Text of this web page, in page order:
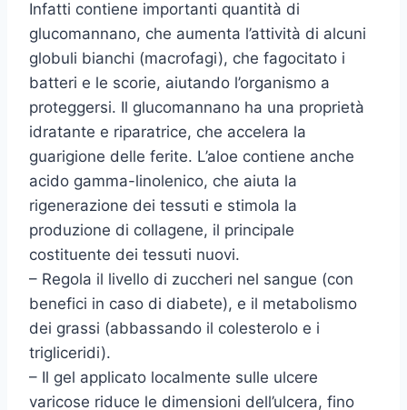
Infatti contiene importanti quantità di
glucomannano, che aumenta l’attività di alcuni
globuli bianchi (macrofagi), che fagocitato i
batteri e le scorie, aiutando l’organismo a
proteggersi. Il glucomannano ha una proprietà
idratante e riparatrice, che accelera la
guarigione delle ferite. L’aloe contiene anche
acido gamma-linolenico, che aiuta la
rigenerazione dei tessuti e stimola la
produzione di collagene, il principale
costituente dei tessuti nuovi.
– Regola il livello di zuccheri nel sangue (con
benefici in caso di diabete), e il metabolismo
dei grassi (abbassando il colesterolo e i
trigliceridi).
– Il gel applicato localmente sulle ulcere
varicose riduce le dimensioni dell’ulcera, fino